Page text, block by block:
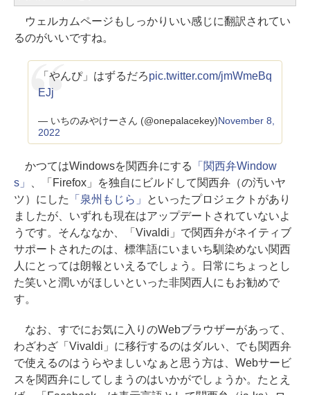
ウェルカムページもしっかりいい感じに翻訳されてい
るのがいいですね。
「やんぴ」はずるだろpic.twitter.com/jmWmeBq
EJj
— いちのみやけーさん (@onepalacekey)November 8,
2022
かつてはWindowsを関西弁にする
「関西弁Window
s」
、「Firefox」を独自にビルドして関西弁（の汚いヤ
ツ）にした
「泉州もじら」
といったプロジェクトがあり
ましたが、いずれも現在はアップデートされていないよ
うです。そんななか、「Vivaldi」で関西弁がネイティブ
サポートされたのは、標準語にいまいち馴染めない関西
人にとっては朗報といえるでしょう。日常にちょっとし
た笑いと潤いがほしいといった非関西人にもお勧めで
す。
なお、すでにお気に入りのWebブラウザーがあって、
わざわざ「Vivaldi」に移行するのはダルい、でも関西弁
で使えるのはうらやましいなぁと思う方は、Webサービ
スを関西弁にしてしまうのはいかがでしょうか。たとえ